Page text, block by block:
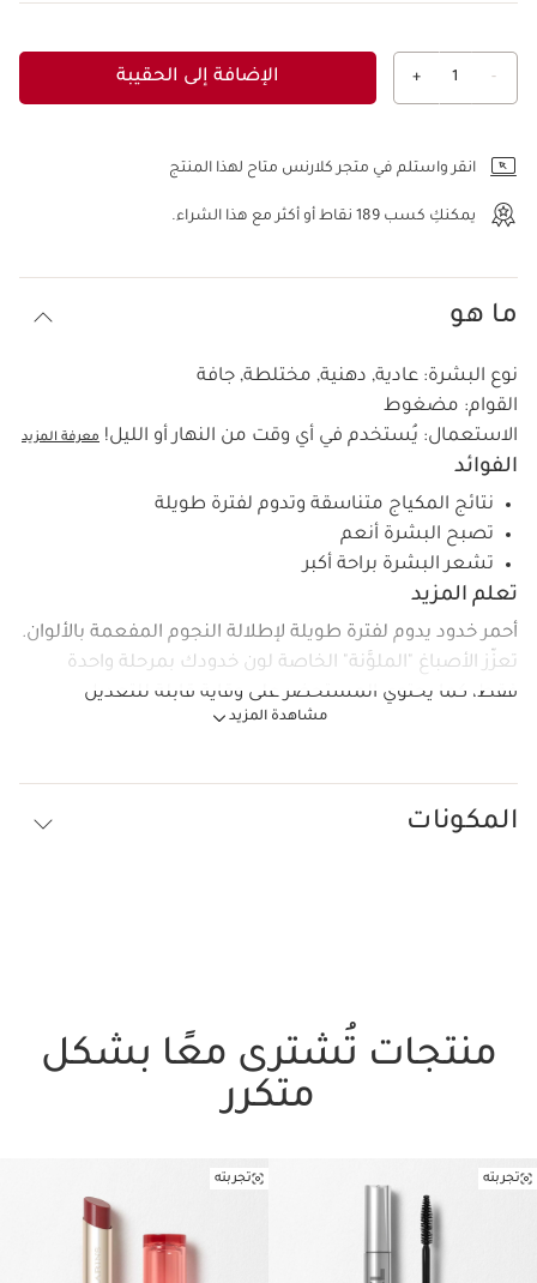
-
1
+ الإضافة إلى الحقيبة
انقر واستلم في متجر كلارنس متاح لهذا المنتج
يمكنكِ كسب 189 نقاط أو أكثر مع هذا الشراء.
ما هو
مشاهدة المزيد
نوع البشرة: عادية, دهنية, مختلطة, جافة
القوام: مضغوط
الاستعمال: يُستخدم في أي وقت من النهار أو الليل! معرفة المزيد
الفوائد
نتائج المكياج متناسقة وتدوم لفترة طويلة
تصبح البشرة أنعم
تشعر البشرة براحة أكبر
تعلم المزيد
أحمر خدود يدوم لفترة طويلة لإطلالة النجوم المفعمة بالألوان.
تعزّز الأصباغ "الملوَّنة" الخاصة لون خدودك بمرحلة واحدة
فقط، كما يحتوي المستحضر على وقاية قابلة للتعديل
ليتماشى مع المزاج. نختار اللون المثالي للبشرة! يدوخ أحمر
وتتنفّس البشرة بفضل قوامه الخفيف والناعم. فينعّم نسيج
البشرة من خلال الامتزاج بسطحها - بمرحلة واحدة فقط.
المكونات
منتجات تُشترى معًا بشكل
متكرر
تجربته تجربته